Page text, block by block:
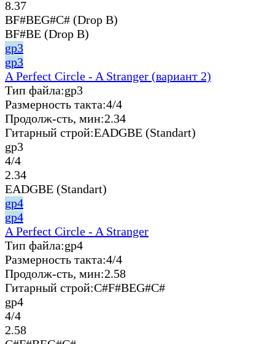
8.37
BF#BEG#C# (Drop B)
BF#BE (Drop B)
gp3
gp3
A Perfect Circle - A Stranger (вариант 2)
Тип файла:gp3
Размерность такта:4/4
Продолж-сть, мин:2.34
Гитарный строй:EADGBE (Standart)
gp3
4/4
2.34
EADGBE (Standart)
gp4
gp4
A Perfect Circle - A Stranger
Тип файла:gp4
Размерность такта:4/4
Продолж-сть, мин:2.58
Гитарный строй:C#F#BEG#C#
gp4
4/4
2.58